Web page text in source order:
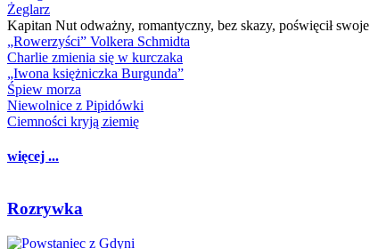
Żeglarz
Kapitan Nut odważny, romantyczny, bez skazy, poświęcił swoje
„Rowerzyści” Volkera Schmidta
Charlie zmienia się w kurczaka
„Iwona księżniczka Burgunda”
Śpiew morza
Niewolnice z Pipidówki
Ciemności kryją ziemię
więcej ...
Rozrywka